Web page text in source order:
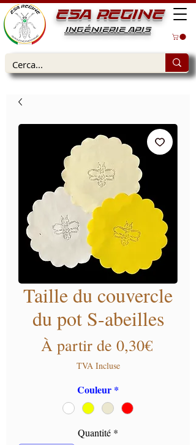
ESA REGINE
INGÉNIERIE APIS
Taille du couvercle
du pot S-abeilles
À partir de 0,30€Prix
TVA Incluse
Couleur *
Quantité *